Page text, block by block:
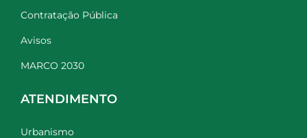
Contratação Pública
Avisos
MARCO 2030
ATENDIMENTO
Urbanismo